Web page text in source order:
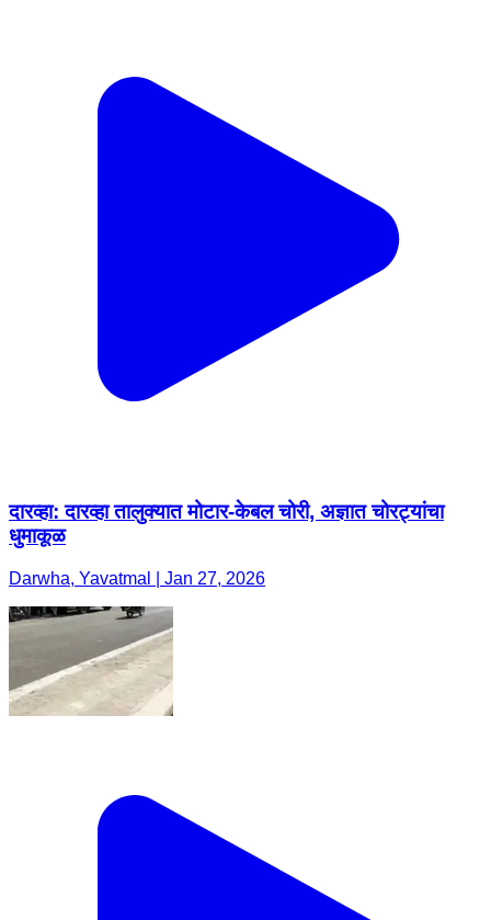
दारव्हा: दारव्हा तालुक्यात मोटार-केबल चोरी, अज्ञात चोरट्यांचा
धुमाकूळ
Darwha, Yavatmal | Jan 27, 2026